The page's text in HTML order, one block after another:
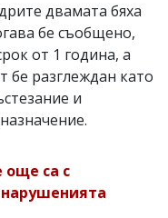
двамата бяха
бе съобщено,
от 1 година, а
бе разглеждан като
и
още са с